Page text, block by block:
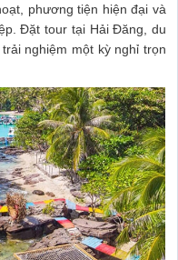
phương tiện hiện đại và
Đặt tour tại Hải Đăng, du
nghiệm một kỳ nghỉ trọn